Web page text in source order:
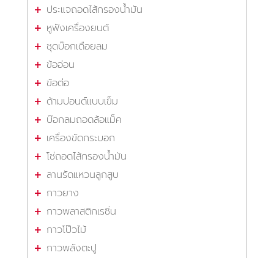
ประแจถอดไส้กรองน้ำมัน
หูฟังเครื่องยนต์
ชุดบ๊อกเดือยลม
ข้ออ่อน
ข้อต่อ
ด้ามปอนด์แบบเข็ม
บ๊อกลมถอดล้อแม็ค
เครื่องขัดกระบอก
โซ่ถอดไส้กรองน้ำมัน
ลานรัดแหวนลูกสูบ
กาวยาง
กาวพลาสติกเรซิ่น
กาวโป๊วไม้
กาวพลังตะปู